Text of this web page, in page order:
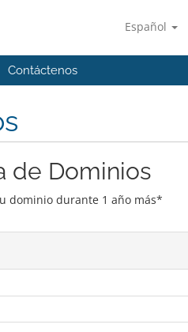
Español
Contáctenos
de Dominios
dominio durante 1 año más*